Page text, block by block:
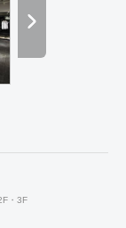
ンドにとってまず
、そこをきちんと
います。 業務内容
） ・ブランディン
トータルデザイン
イン
・3F